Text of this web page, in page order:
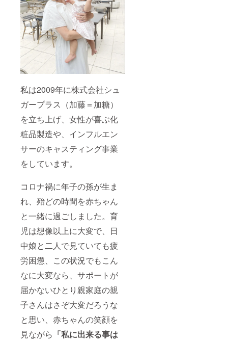
私は2009年に株式会社シュ
ガープラス（加藤＝加糖）
を立ち上げ、女性が喜ぶ化
粧品製造や、インフルエン
サーのキャスティング事業
をしています。
コロナ禍に年子の孫が生ま
れ、殆どの時間を赤ちゃん
と一緒に過ごしました。育
児は想像以上に大変で、日
中娘と二人で見ていても疲
労困憊、この状況でもこん
なに大変なら、サポートが
届かないひとり親家庭の親
子さんはさぞ大変だろうな
と思い、赤ちゃんの笑顔を
見ながら 「私に出来る事は